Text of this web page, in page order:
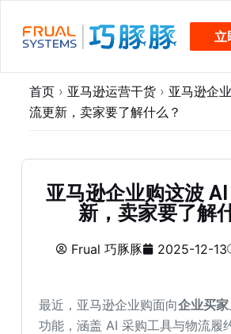
过
立
首页 › 亚马逊运营干货 › 亚马逊企
流更新，卖家要了解什么？
亚马逊企业购这波
新，卖家要了解
Frual 巧豚豚 2025-12-13
最近，亚马逊企业购面向企业买家
功能，涵盖 AI 采购工具与物流履